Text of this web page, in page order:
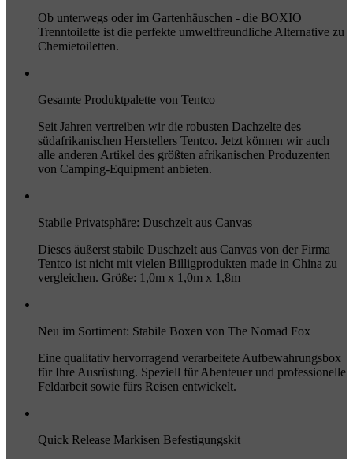
Ob unterwegs oder im Gartenhäuschen - die BOXIO
Trenntoilette ist die perfekte umweltfreundliche Alternative zu
Chemietoiletten.
Gesamte Produktpalette von Tentco
Seit Jahren vertreiben wir die robusten Dachzelte des
südafrikanischen Herstellers Tentco. Jetzt können wir auch
alle anderen Artikel des größten afrikanischen Produzenten
von Camping-Equipment anbieten.
Stabile Privatsphäre: Duschzelt aus Canvas
Dieses äußerst stabile Duschzelt aus Canvas von der Firma
Tentco ist nicht mit vielen Billigprodukten made in China zu
vergleichen. Größe: 1,0m x 1,0m x 1,8m
Neu im Sortiment: Stabile Boxen von The Nomad Fox
Eine qualitativ hervorragend verarbeitete Aufbewahrungsbox
für Ihre Ausrüstung. Speziell für Abenteuer und professionelle
Feldarbeit sowie fürs Reisen entwickelt.
Quick Release Markisen Befestigungskit